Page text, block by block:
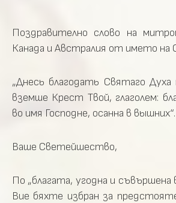
Поздравително слово на
Канада и Австралия от името на
„Днесь благодать Святаго Духа
вземше Крест Твой, глаголем:
во имя Господне, осанна в вышних“.
Ваше Светейшество,
По „благата, угодна и съвършена
Вие бяхте избран за